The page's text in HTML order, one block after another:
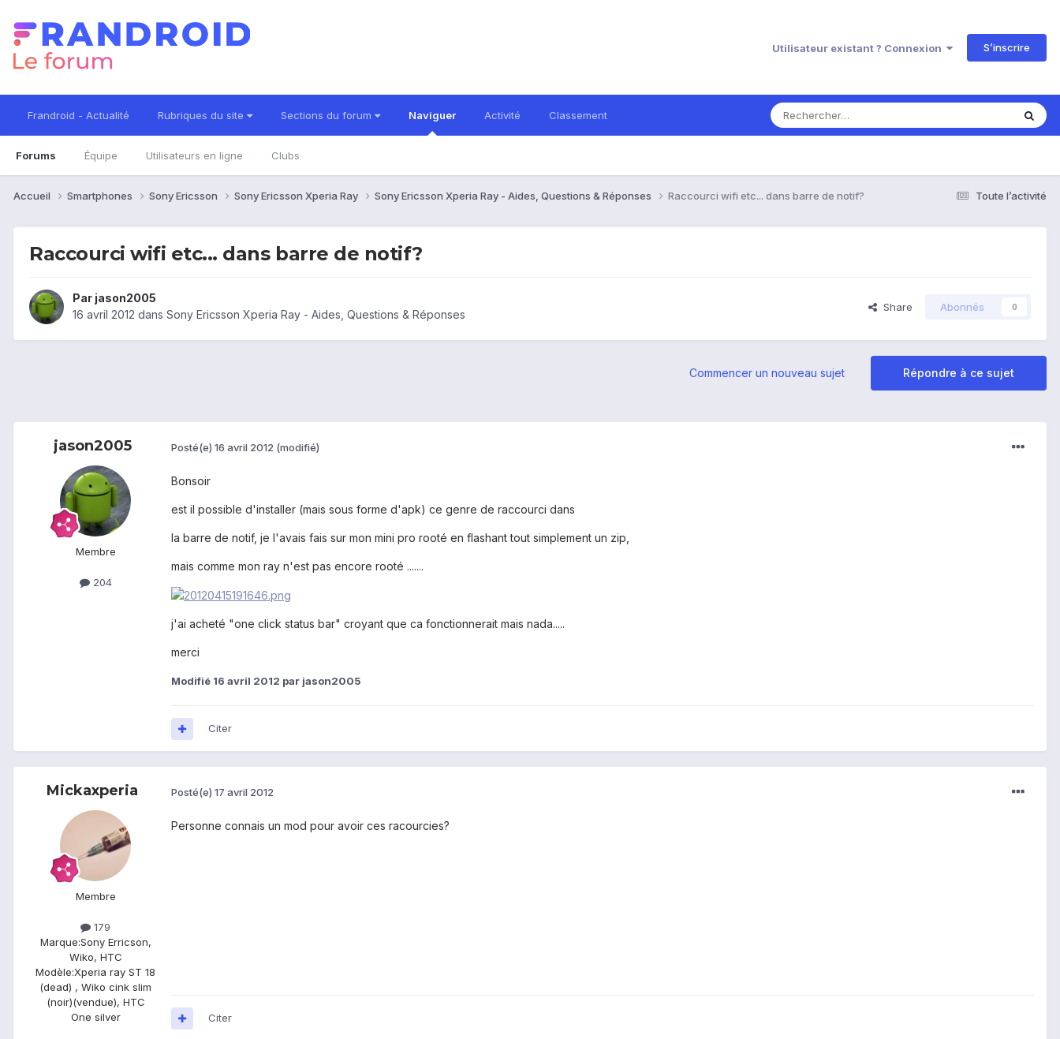
Utilisateur existant ? Connexion S’inscrire
Frandroid - Actualité Rubriques du site Sections du forum Naviguer
Forums Équipe Utilisateurs en ligne Clubs
Activité Classement
Toute l’activité
Accueil Smartphones Sony Ericsson Sony Ericsson Xperia Ray Sony Ericsson Xperia Ray - Aides, Questions & Réponses Raccourci wifi etc... dans barre de notif?
Raccourci wifi etc... dans barre de notif?
Par jason2005
16 avril 2012 dans Sony Ericsson Xperia Ray - Aides, Questions & Réponses
Share Abonnés 0
Répondre à ce sujet
Commencer un nouveau sujet
jason2005
Membre
204
Posté(e) 16 avril 2012 (modifié)
Bonsoir
est il possible d'installer (mais sous forme d'apk) ce genre de raccourci dans
la barre de notif, je l'avais fais sur mon mini pro rooté en flashant tout simplement un zip,
mais comme mon ray n'est pas encore rooté .......
j'ai acheté "one click status bar" croyant que ca fonctionnerait mais nada.....
merci
Modifié 16 avril 2012 par jason2005
Citer
Mickaxperia
Membre
179
Marque:Sony Erricson,
Wiko, HTC
Modèle:Xperia ray ST 18
(dead) , Wiko cink slim
(noir)(vendue), HTC
One silver
Posté(e) 17 avril 2012
Personne connais un mod pour avoir ces racourcies?
Citer